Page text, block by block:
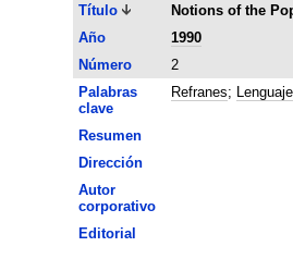
Título
Notions of the
Año
1990
Número
2
Palabras
clave
Refranes; Lenguaje
Resumen
Dirección
Autor
corporativo
Editorial